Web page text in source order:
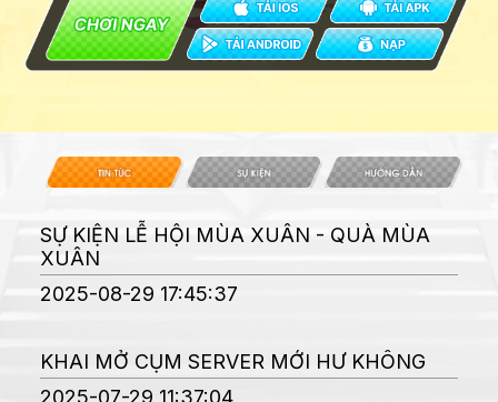
Mã Tiến Hóa X
Mật Mã Gaia
Cổ Điển - Thánh Địa AFK
SỰ KIỆN LỄ HỘI MÙA XUÂN - QUÀ MÙA
XUÂN
2025-08-29 17:45:37
KHAI MỞ CỤM SERVER MỚI HƯ KHÔNG